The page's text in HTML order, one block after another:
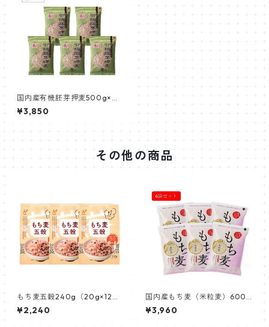
国内産有機胚芽押麦500g×５
袋セット
¥3,850
その他の商品
もち麦五穀240g（20g×12
袋） 3個セット
¥2,240
国内産もち麦（米粒麦）600g
機能性表示食品×6個
¥3,960